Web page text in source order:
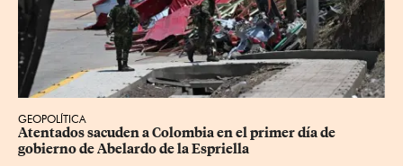
GEOPOLÍTICA
Atentados sacuden a Colombia en el primer día de
gobierno de Abelardo de la Espriella